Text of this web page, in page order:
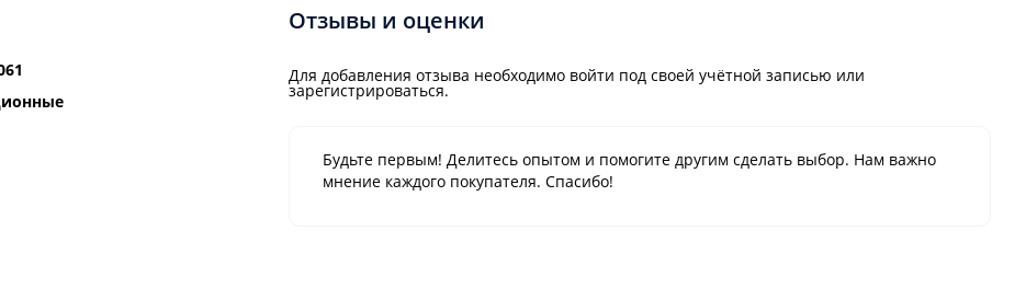
Отзывы и оценки
Для добавления отзыва необходимо войти под своей учётной записью или
зарегистрироваться.
Будьте первым! Делитесь опытом и помогите другим сделать выбор. Нам важно
мнение каждого покупателя. Спасибо!